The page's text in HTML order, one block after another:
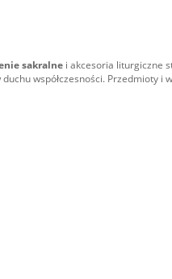
sakralne i akcesoria liturgiczne
duchu współczesności. Przedmioty i